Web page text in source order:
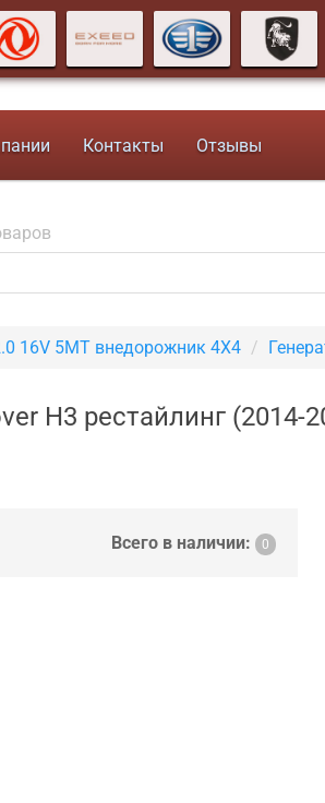
Контакты Отзывы
16V 5MT внедорожник 4X4
H3 рестайлинг (2014-
Всего в наличии: 0